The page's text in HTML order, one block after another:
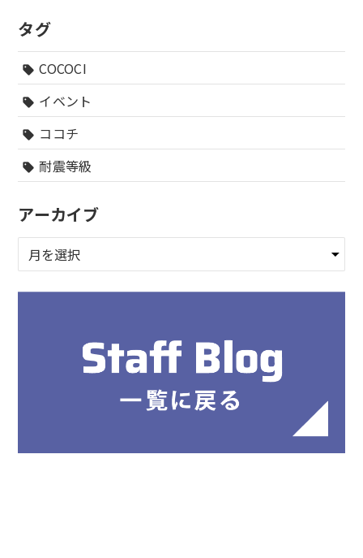
タグ
sell COCOCI
sell イベント
sell ココチ
sell 耐震等級
アーカイブ